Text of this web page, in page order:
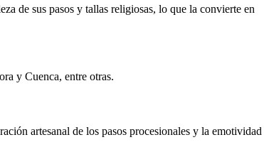
de sus pasos y tallas religiosas, lo que la convierte en
y Cuenca, entre otras.
artesanal de los pasos procesionales y la emotividad